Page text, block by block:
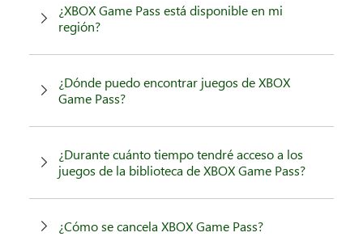
¿XBOX Game Pass está disponible en mi
región?
¿Dónde puedo encontrar juegos de XBOX
Game Pass?
¿Durante cuánto tiempo tendré acceso a los
juegos de la biblioteca de XBOX Game Pass?
¿Cómo se cancela XBOX Game Pass?